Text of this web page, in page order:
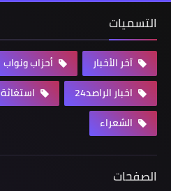
التسميات
آخر الأخبار أحزاب ونواب
اخبار الراصد24
استغاثة
الشعراء
الصفحات